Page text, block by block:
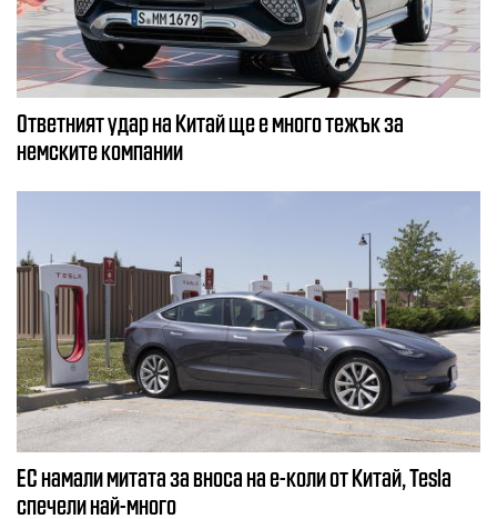
Ответният удар на Китай ще е много тежък за
немските компании
ЕС намали митата за вноса на е-коли от Китай, Tesla
спечели най-много